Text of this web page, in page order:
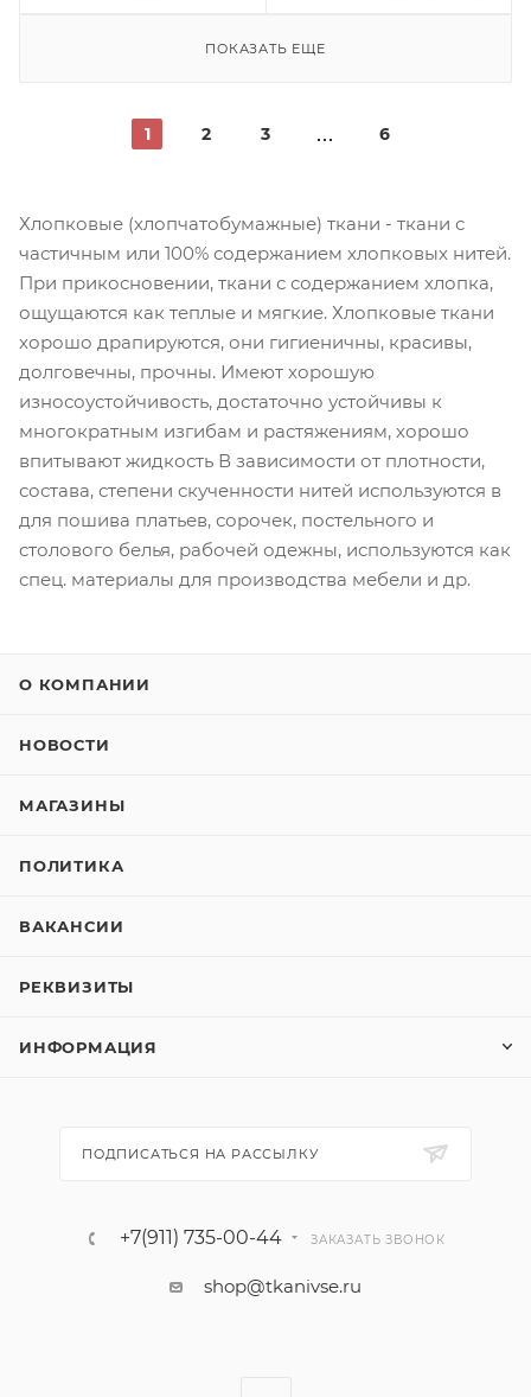
ПОКАЗАТЬ ЕЩЕ
1 2 3 6
Хлопковые (хлопчатобумажные) ткани - ткани с
частичным или 100% содержанием хлопковых нитей.
При прикосновении, ткани с содержанием хлопка,
ощущаются как теплые и мягкие. Хлопковые ткани
хорошо драпируются, они гигиеничны, красивы,
долговечны, прочны. Имеют хорошую
износоустойчивость, достаточно устойчивы к
многократным изгибам и растяжениям, хорошо
впитывают жидкость В зависимости от плотности,
состава, степени скученности нитей используются в
для пошива платьев, сорочек, постельного и
столового белья, рабочей одежны, используются как
спец. материалы для производства мебели и др.
О КОМПАНИИ
НОВОСТИ
МАГАЗИНЫ
ПОЛИТИКА
ВАКАНСИИ
РЕКВИЗИТЫ
ИНФОРМАЦИЯ
ПОДПИСАТЬСЯ НА РАССЫЛКУ
+7(911) 735-00-44 ЗАКАЗАТЬ ЗВОНОК
shop@tkanivse.ru